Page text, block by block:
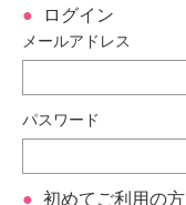
ログイン
メールアドレス
パスワード
初めてご利用の方